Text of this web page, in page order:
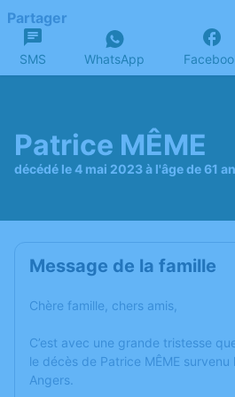
Partager
SMS WhatsApp
Patrice MÊME
décédé le 4 mai 2023 à l'âge de 61
Message de la famille
Chère famille, chers amis,
C’est avec une grande tristesse
le décès de Patrice MÊME
Angers.